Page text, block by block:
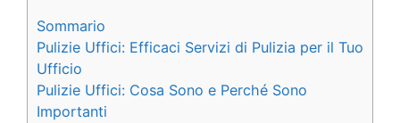
Sommario
Pulizie Uffici: Efficaci Servizi di Pulizia per il Tuo
Ufficio
Pulizie Uffici: Cosa Sono e Perché Sono
Importanti